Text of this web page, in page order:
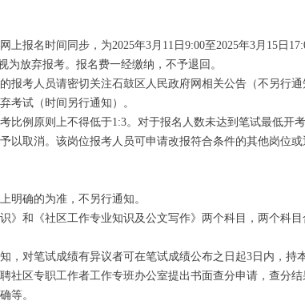
名时间同步，为2025年3月11日9:00至2025年3月15日
放弃报考。报名费一经缴纳，不予退回。
考人员请密切关注石鼓区人民政府网相关公告（不另行通
考试（时间另行通知）。
例原则上不得低于1:3。对于报名人数未达到笔试最低开
以取消。该岗位报考人员可申请改报符合条件的其他岗位
确的为准，不另行通知。
和《社区工作专业知识及公文写作》两个科目，两个科目
对笔试成绩有异议者可在笔试成绩公布之日起3日内，持
社区专职工作者工作专班办公室提出书面查分申请，查分
等。